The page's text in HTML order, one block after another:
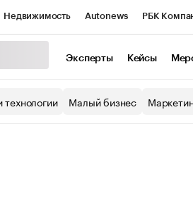
Недвижимость Autonews РБК
Эксперты Кейсы
технологии Малый бизнес